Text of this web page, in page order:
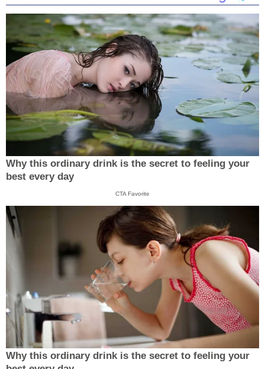
Why this ordinary drink is the secret to feeling your
best every day
CTA Favorite
Why this ordinary drink is the secret to feeling your